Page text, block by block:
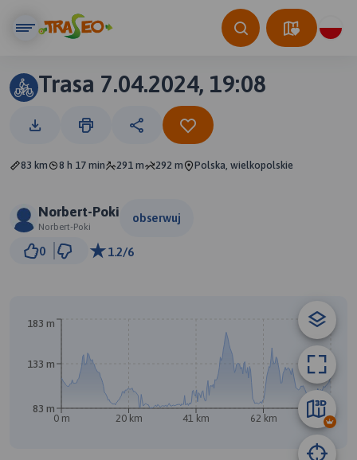
Trasa 7.04.2024, 19:08
83 km 8 h 17 min 291 m 292 m Polska, wielkopolskie
Norbert-Poki
Norbert-Poki
obserwuj
0 1.2/6
0 m 20 km 41 km 62 km 83 km
83 m
133 m
183 m